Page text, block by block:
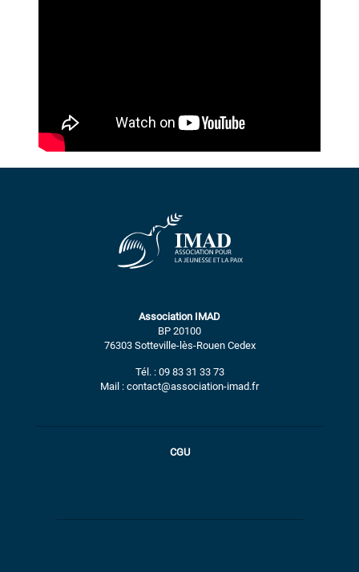
Association IMAD
BP 20100
76303 Sotteville-lès-Rouen Cedex
Tél. : 09 83 31 33 73
Mail : contact@association-imad.fr
CGU